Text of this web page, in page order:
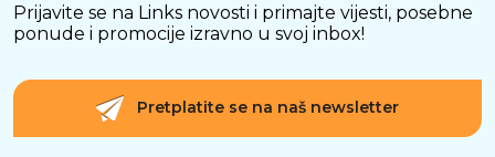
Prijavite se na Links novosti i primajte vijesti, posebne
ponude i promocije izravno u svoj inbox!
Pretplatite se na naš newsletter